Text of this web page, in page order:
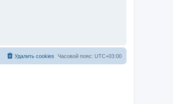
Часовой пояс: UTC+03:00
Удалить cookies